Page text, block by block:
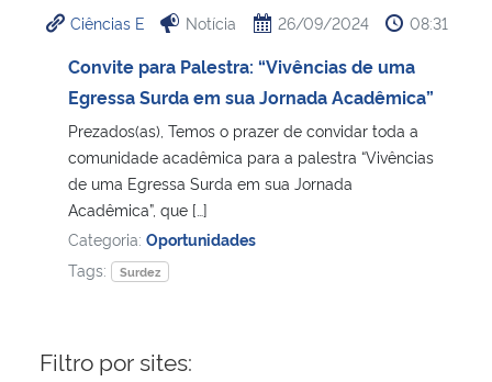
Ministério da Cidadania
Ministério de Minas e Energia
Ministério da Ciência, Tecnologia, Inovações e Comunicações
Ministério do Meio Ambiente
Ministério do Desenvolvimento Regional
Ciências E Notícia 26/09/2024 08:31
Convite para Palestra: “Vivências de uma
Egressa Surda em sua Jornada Acadêmica”
Prezados(as), Temos o prazer de convidar toda a
comunidade acadêmica para a palestra “Vivências
de uma Egressa Surda em sua Jornada
Acadêmica”, que […]
Categoria: Oportunidades
Tags:
Surdez
Filtro por sites: